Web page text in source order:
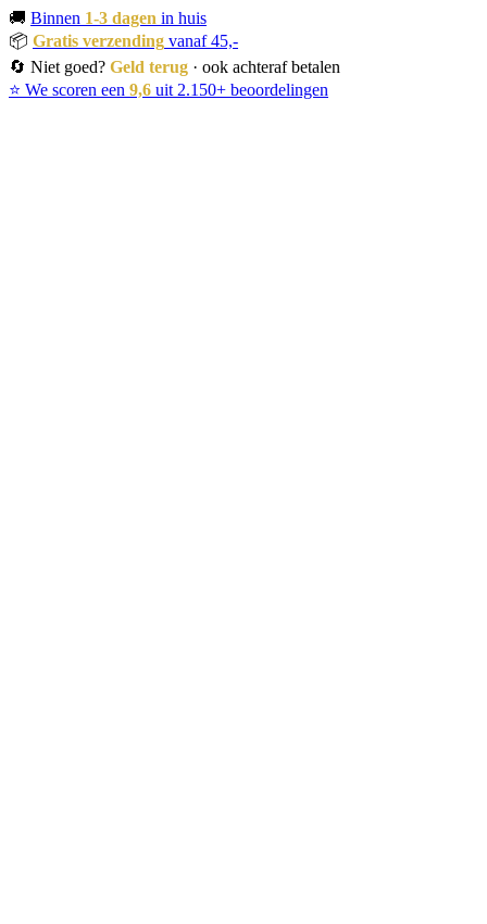
🚚 Binnen 1-3 dagen in huis
📦 Gratis verzending vanaf 45,-
🔄 Niet goed? Geld terug · ook achteraf betalen
⭐ We scoren een 9,6 uit 2.150+ beoordelingen